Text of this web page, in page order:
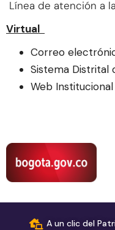
Línea de atención a
Virtual
Correo
Sistema Distrital
Web Institucional
A un clic del